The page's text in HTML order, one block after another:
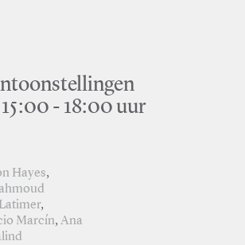
- 18:00 uur
Hayes,
,
Marcín,Ana